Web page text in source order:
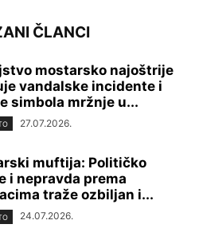
ČLANCI
mostarsko najoštrije
vandalske incidente i
simbola mržnje u...
27.07.2026.
muftija: Političko
i nepravda prema
traže ozbiljan i...
24.07.2026.